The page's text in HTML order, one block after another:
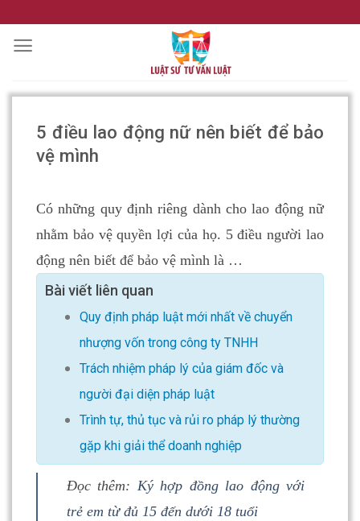
to
content
5 điều lao động nữ nên biết để bảo
vệ mình
Có những quy định riêng dành cho lao động nữ
nhằm bảo vệ quyền lợi của họ. 5 điều người lao
động nên biết để bảo vệ mình là …
Bài viết liên quan
Quy định pháp luật mới nhất về chuyển
nhượng vốn trong công ty TNHH
Trách nhiệm pháp lý của giám đốc và
người đại diện pháp luật
Trình tự, thủ tục và rủi ro pháp lý thường
gặp khi giải thể doanh nghiệp
Đọc thêm: Ký hợp đồng lao động với
trẻ em từ đủ 15 đến dưới 18 tuổi